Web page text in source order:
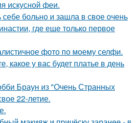
искусной феи.
больно и зашла в свое очень
где еще только первое
фото по моему селфи.
какое у вас будет платье в день
Браун из "Очень Странных
22-летие.